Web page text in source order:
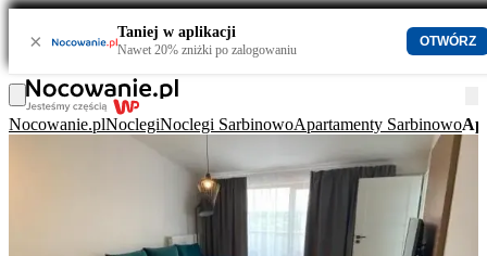
× Taniej w aplikacji
Nawet 20% zniżki po zalogowaniu
OTWÓRZ
Nocowanie.plNoclegiNoclegi SarbinowoApartamenty Sarbinowo